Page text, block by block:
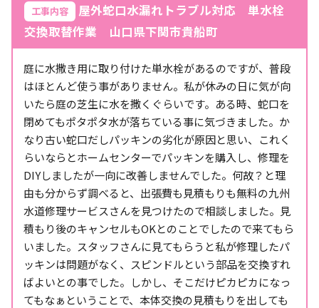
工事内容
屋外蛇口水漏れトラブル対応 単水栓
交換取替作業 山口県下関市貴船町
庭に水撒き用に取り付けた単水栓があるのですが、普段
はほとんど使う事がありません。私が休みの日に気が向
いたら庭の芝生に水を撒くぐらいです。ある時、蛇口を
閉めてもポタポタ水が落ちている事に気づきました。か
なり古い蛇口だしパッキンの劣化が原因と思い、これく
らいならとホームセンターでパッキンを購入し、修理を
DIYしましたが一向に改善しませんでした。何故？と理
由も分からず調べると、出張費も見積もりも無料の九州
水道修理サービスさんを見つけたので相談しました。見
積もり後のキャンセルもOKとのことでしたので来てもら
いました。スタッフさんに見てもらうと私が修理したパ
ッキンは問題がなく、スピンドルという部品を交換すれ
ばよいとの事でした。しかし、そこだけピカピカになっ
てもなぁということで、本体交換の見積もりを出しても